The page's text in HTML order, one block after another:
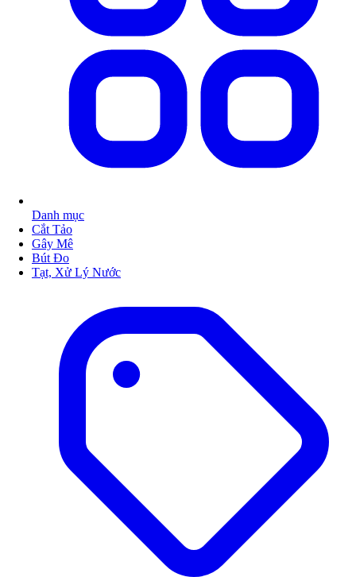
Danh mục
Cắt Tảo
Gây Mê
Bút Đo
Tạt, Xử Lý Nước